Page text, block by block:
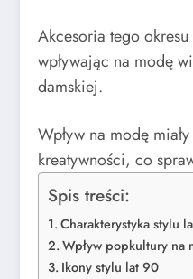
Akcesoria tego
wpływając na modę
damskiej.
Wpływ na modę
kreatywności, co
Spis treści:
Charakterystyka stylu
Wpływ popkultury na
Ikony stylu lat 90